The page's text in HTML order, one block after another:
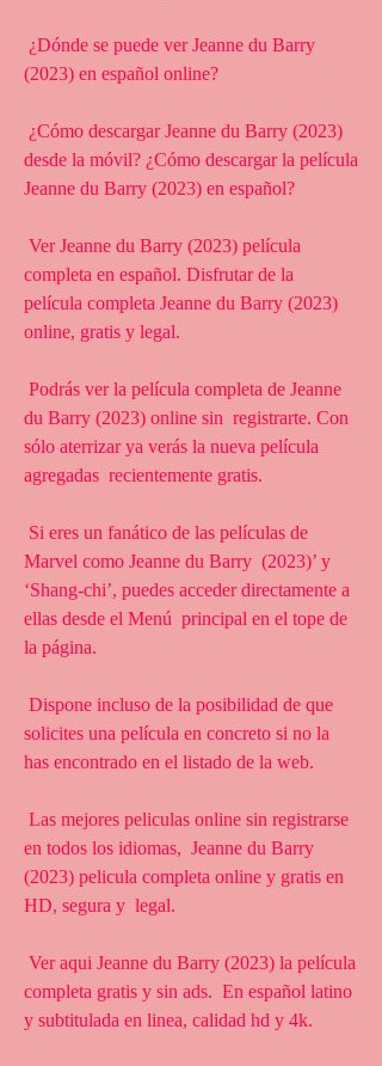
(2023) en español online?
desde la móvil? ¿Cómo descargar la película
Jeanne du Barry (2023) en español?
completa en español. Disfrutar de la
película completa Jeanne du Barry (2023)
online, gratis y legal.
du Barry (2023) online sin  registrarte. Con
sólo aterrizar ya verás la nueva película
agregadas  recientemente gratis.
Marvel como Jeanne du Barry  (2023)’ y
‘Shang-chi’, puedes acceder directamente a
ellas desde el Menú  principal en el tope de
la página.
solicites una película en concreto si no la
has encontrado en el listado de la web.
en todos los idiomas,  Jeanne du Barry
(2023) pelicula completa online y gratis en
HD, segura y  legal.
completa gratis y sin ads.  En español latino
y subtitulada en linea, calidad hd y 4k.